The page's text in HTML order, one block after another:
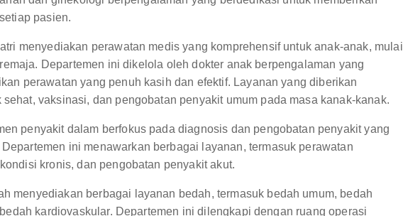
pasien.
menyediakan perawatan medis yang komprehensif untuk anak-anak, mulai
Departemen ini dikelola oleh dokter anak berpengalaman yang
perawatan yang penuh kasih dan efektif. Layanan yang diberikan
vaksinasi, dan pengobatan penyakit umum pada masa kanak-kanak.
penyakit dalam berfokus pada diagnosis dan pengobatan penyakit yang
ini menawarkan berbagai layanan, termasuk perawatan
kronis, dan pengobatan penyakit akut.
menyediakan berbagai layanan bedah, termasuk bedah umum, bedah
kardiovaskular. Departemen ini dilengkapi dengan ruang operasi